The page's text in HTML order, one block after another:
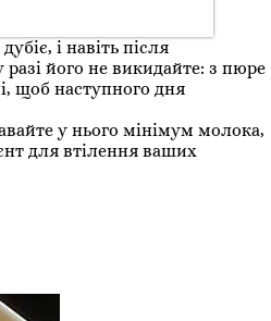
і навіть після
його не викидайте: з пюре
щоб наступного дня
у нього мінімум молока,
для втілення ваших